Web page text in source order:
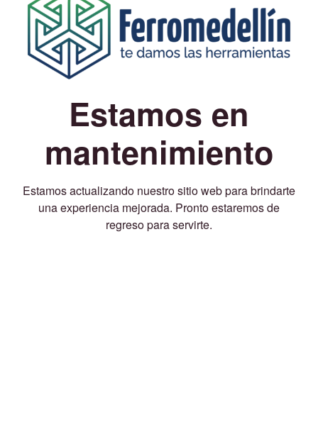
Estamos en
mantenimiento
Estamos actualizando nuestro sitio web para brindarte
una experiencia mejorada. Pronto estaremos de
regreso para servirte.